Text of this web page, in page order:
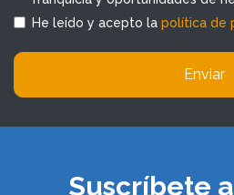
He leído y acepto la política de
Enviar
Suscríbete